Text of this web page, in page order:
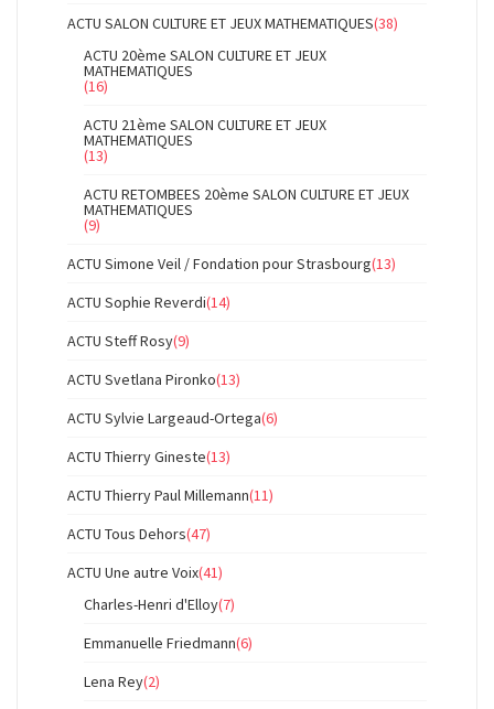
ACTU SALON CULTURE ET JEUX MATHEMATIQUES(38)
ACTU 20ème SALON CULTURE ET JEUX
MATHEMATIQUES
(16)
ACTU 21ème SALON CULTURE ET JEUX
MATHEMATIQUES
(13)
ACTU RETOMBEES 20ème SALON CULTURE ET JEUX
MATHEMATIQUES
(9)
ACTU Simone Veil / Fondation pour Strasbourg(13)
ACTU Sophie Reverdi(14)
ACTU Steff Rosy(9)
ACTU Svetlana Pironko(13)
ACTU Sylvie Largeaud-Ortega(6)
ACTU Thierry Gineste(13)
ACTU Thierry Paul Millemann(11)
ACTU Tous Dehors(47)
ACTU Une autre Voix(41)
Charles-Henri d'Elloy(7)
Emmanuelle Friedmann(6)
Lena Rey(2)